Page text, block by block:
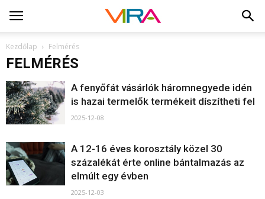
Kezdőlap Felmérés
FELMÉRÉS
A fenyőfát vásárlók háromnegyede idén
is hazai termelők termékeit díszítheti fel
2025-12-08
A 12-16 éves korosztály közel 30
százalékát érte online bántalmazás az
elmúlt egy évben
2025-12-03